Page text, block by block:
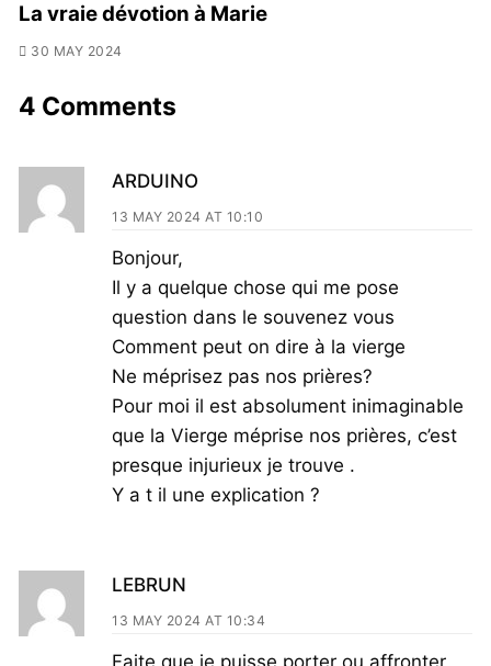
La vraie dévotion à Marie
30 MAY 2024
4 Comments
ARDUINO
13 MAY 2024 AT 10:10
Bonjour,
Il y a quelque chose qui me pose
question dans le souvenez vous
Comment peut on dire à la vierge
Ne méprisez pas nos prières?
Pour moi il est absolument inimaginable
que la Vierge méprise nos prières, c’est
presque injurieux je trouve .
Y a t il une explication ?
LEBRUN
13 MAY 2024 AT 10:34